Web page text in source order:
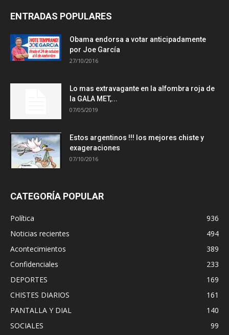
ENTRADAS POPULARES
Obama endorsa a votar anticipadamente
por Joe García
27/10/2016
Lo mas extravagante en la alfombra roja de
la GALA MET,...
07/05/2019
Estos argentinos !!! los mejores chiste y
exageraciones
07/10/2016
CATEGORÍA POPULAR
Política
936
Noticias recientes
494
Acontecimientos
389
Confidenciales
233
DEPORTES
169
CHISTES DIARIOS
161
PANTALLA Y DIAL
140
SOCIALES
99